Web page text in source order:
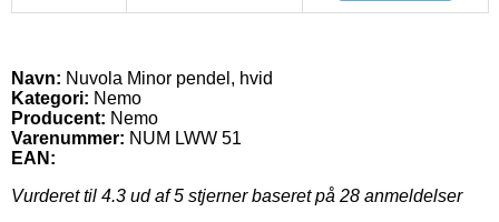
Navn: Nuvola Minor pendel, hvid
Kategori: Nemo
Producent: Nemo
Varenummer: NUM LWW 51
EAN:
Vurderet til 4.3 ud af 5 stjerner baseret på 28 anmeldelser